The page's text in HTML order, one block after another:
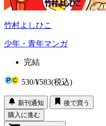
竹村よしひこ
少年・青年マンガ
完結
530/¥583(税込)
新刊通知
後で買う
購入に進む